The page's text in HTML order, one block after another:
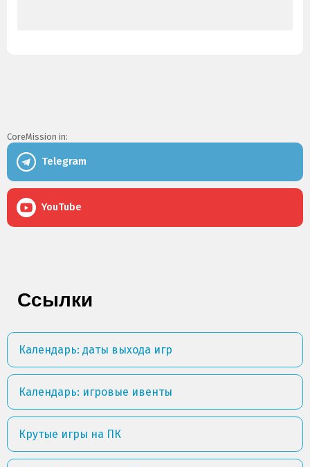
CoreMission in:
Telegram
YouTube
Ссылки
Календарь: даты выхода игр
Календарь: игровые ивенты
Крутые игры на ПК